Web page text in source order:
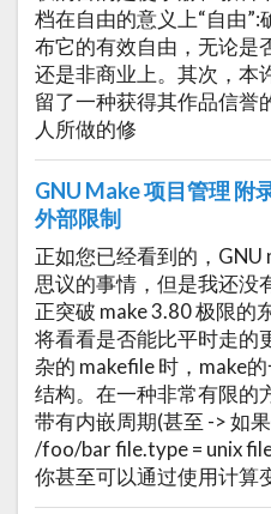
档在自由的意义上“自由
布它的有效自由，无论是
还是非商业上。其次，本
留了一种获得其作品信誉
人所做的修
GNU Make 项目管理 附
外部限制
正如您已经看到的，GNU
思议的事情，但是我还没
正突破 make 3.80 极限的
将看看是否能比平时走的
杂的 makefile 时，make
结构。在一种非常有限的
带有内嵌周期(甚至 -> 如
/foo/bar file.type = unix
你甚至可以通过使用计算